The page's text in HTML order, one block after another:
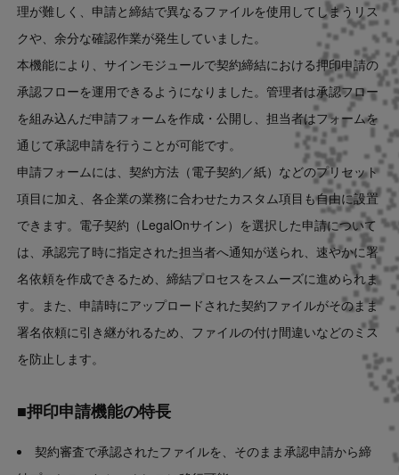
理が難しく、申請と締結で異なるファイルを使用してしまうリス
クや、余分な確認作業が発生していました。
本機能により、サインモジュールで契約締結における押印申請の
承認フローを運用できるようになりました。管理者は承認フロー
を組み込んだ申請フォームを作成・公開し、担当者はフォームを
通じて承認申請を行うことが可能です。
申請フォームには、契約方法（電子契約／紙）などのプリセット
項目に加え、各企業の業務に合わせたカスタム項目も自由に設置
できます。電子契約（LegalOnサイン）を選択した申請について
は、承認完了時に指定された担当者へ通知が送られ、速やかに署
名依頼を作成できるため、締結プロセスをスムーズに進められま
す。また、申請時にアップロードされた契約ファイルがそのまま
署名依頼に引き継がれるため、ファイルの付け間違いなどのミス
を防止します。
■押印申請機能の特長
契約審査で承認されたファイルを、そのまま承認申請から締